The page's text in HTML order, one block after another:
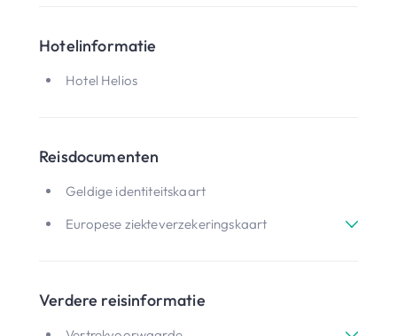
Hotelinformatie
Hotel Helios
Reisdocumenten
Geldige identiteitskaart
Europese ziekteverzekeringskaart
Verdere reisinformatie